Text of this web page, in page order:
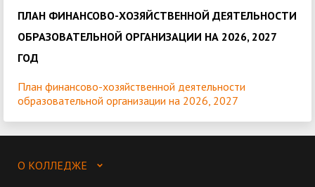
ПЛАН ФИНАНСОВО-ХОЗЯЙСТВЕННОЙ ДЕЯТЕЛЬНОСТИ
ОБРАЗОВАТЕЛЬНОЙ ОРГАНИЗАЦИИ НА 2026, 2027
ГОД
План финансово-хозяйственной деятельности
образовательной организации на 2026, 2027
О КОЛЛЕДЖЕ